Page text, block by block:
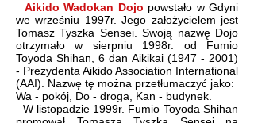
Aikido Wadokan Dojo powstało w Gdyni
we wrześniu 1997r. Jego założycielem jest
Tomasz Tyszka Sensei. Swoją nazwę Dojo
otrzymało w sierpniu 1998r.
od
Fumio
Toyoda Shihan, 6 dan Aikikai (1947 - 2001)
- Prezydenta Aikido Association International
(AAI) . Nazwę tę można przetłumaczyć jako:
Wa - pokój, Do - droga, Kan - budynek.
W listopadzie 1999r. Fumio Toyoda Shihan